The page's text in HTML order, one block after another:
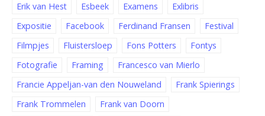
Erik van Hest
Esbeek Examens
Exlibris
Expositie
Facebook Ferdinand Fransen
Festival
Filmpjes
Fluistersloep Fons Potters
Fontys
Fotografie
Framing
Francesco van Mierlo
Francie Appeljan-van den Nouweland
Frank Spierings
Frank Trommelen
Frank van Doorn